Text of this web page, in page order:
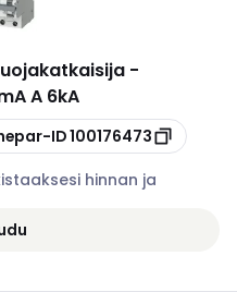
-
A 6kA
ID100176473
hinnan ja